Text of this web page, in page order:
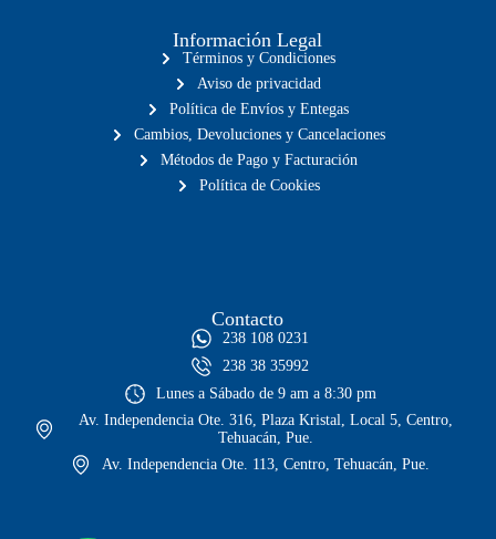
Información Legal
Términos y Condiciones
Aviso de privacidad
Política de Envíos y Entegas
Cambios, Devoluciones y Cancelaciones
Métodos de Pago y Facturación
Política de Cookies
Contacto
238 108 0231
238 38 35992
Lunes a Sábado de 9 am a 8:30 pm
Av. Independencia Ote. 316, Plaza Kristal, Local 5, Centro,
Tehuacán, Pue.
Av. Independencia Ote. 113, Centro, Tehuacán, Pue.